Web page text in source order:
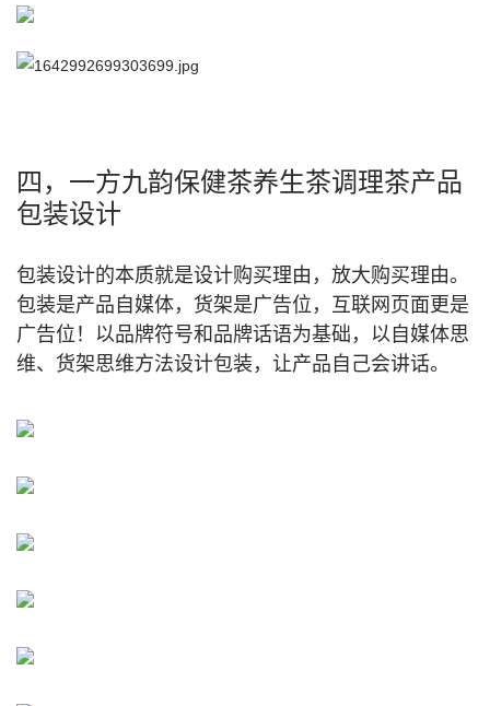
四，一方九韵保健茶养生茶调理茶产品
包装设计
包装设计的本质就是设计购买理由，放大购买理由。
包装是产品自媒体，货架是广告位，互联网页面更是
广告位！以品牌符号和品牌话语为基础，以自媒体思
维、货架思维方法设计包装，让产品自己会讲话。